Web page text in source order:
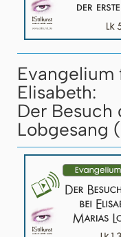
Evangelium
Elisabeth:
Der Besuch
Lobgesang